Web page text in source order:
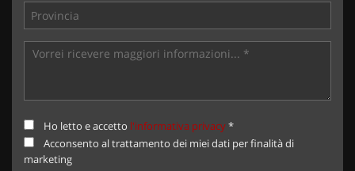
Ho letto e accetto l'informativa privacy*
Acconsento al trattamento dei miei dati per finalità di
marketing